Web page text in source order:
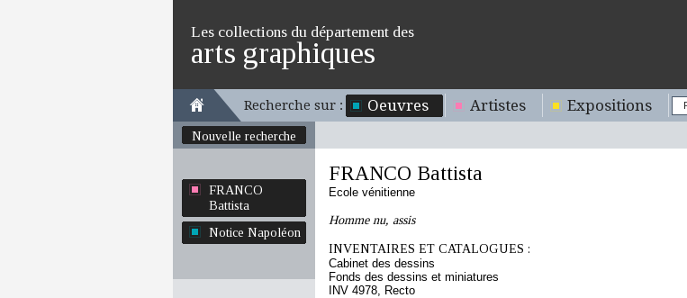
Les collections du département des
arts graphiques
Recherche sur : Oeuvres Artistes Expositions
Nouvelle recherche
FRANCO
Battista
Notice Napoléon
FRANCO Battista
Ecole vénitienne
Homme nu, assis
INVENTAIRES ET CATALOGUES :
Cabinet des dessins
Fonds des dessins et miniatures
INV 4978, Recto